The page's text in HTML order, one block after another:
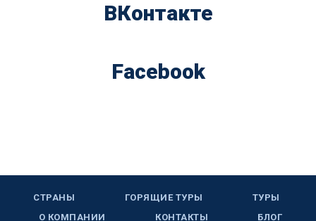
ВКонтакте
Facebook
СТРАНЫ ГОРЯЩИЕ ТУРЫ
ТУРЫ
О КОМПАНИИ
КОНТАКТЫ БЛОГ